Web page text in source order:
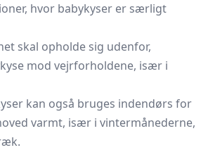
hvor babykyser er særligt
skal opholde sig udenfor,
mod vejrforholdene, især i
kan også bruges indendørs for
varmt, især i vintermånederne,